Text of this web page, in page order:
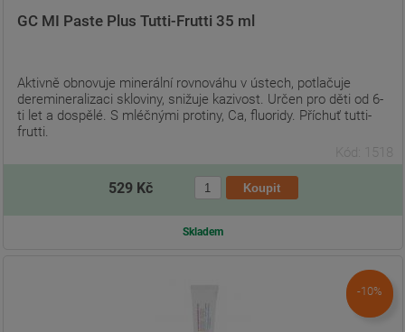
GC MI Paste Plus Tutti-Frutti 35 ml
Aktivně obnovuje minerální rovnováhu v ústech, potlačuje
deremineralizaci skloviny, snižuje kazivost. Určen pro děti od 6-
ti let a dospělé. S mléčnými protiny, Ca, fluoridy. Příchuť tutti-
frutti.
Kód: 1518
529 Kč
Skladem
-10%